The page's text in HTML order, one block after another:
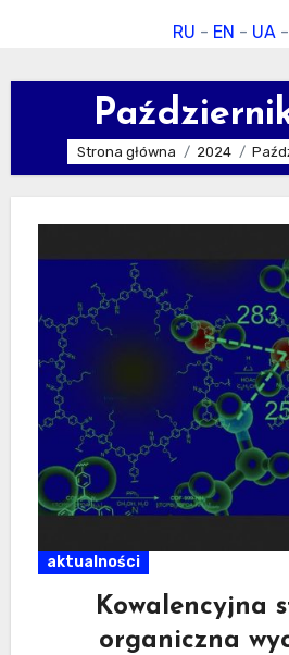
RU - EN - UA -
Strona główna 2024
aktualności
Kowalencyjna
organiczna